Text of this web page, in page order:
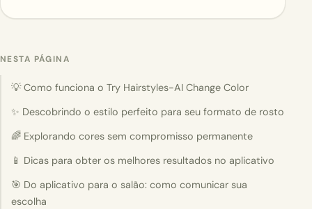
NESTA PÁGINA
💡 Como funciona o Try Hairstyles-AI Change Color
✨ Descobrindo o estilo perfeito para seu formato de rosto
🌈 Explorando cores sem compromisso permanente
📱 Dicas para obter os melhores resultados no aplicativo
🎯 Do aplicativo para o salão: como comunicar sua
escolha